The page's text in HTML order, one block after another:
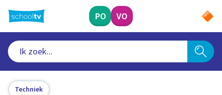
naar
hoofdinhoud
PO VO
Techniek